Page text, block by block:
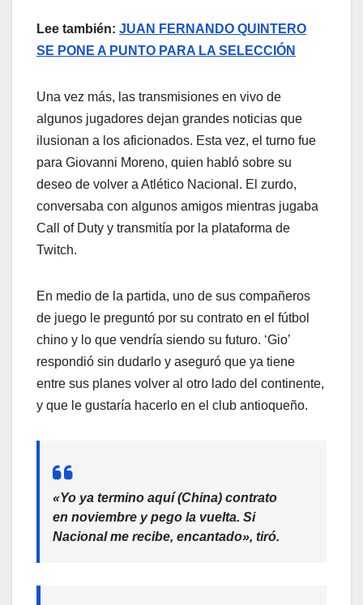
Lee también: JUAN FERNANDO QUINTERO
SE PONE A PUNTO PARA LA SELECCIÓN
Una vez más, las transmisiones en vivo de
algunos jugadores dejan grandes noticias que
ilusionan a los aficionados. Esta vez, el turno fue
para Giovanni Moreno, quien habló sobre su
deseo de volver a Atlético Nacional. El zurdo,
conversaba con algunos amigos mientras jugaba
Call of Duty y transmitía por la plataforma de
Twitch.
En medio de la partida, uno de sus compañeros
de juego le preguntó por su contrato en el fútbol
chino y lo que vendría siendo su futuro. ‘Gio’
respondió sin dudarlo y aseguró que ya tiene
entre sus planes volver al otro lado del continente,
y que le gustaría hacerlo en el club antioqueño.
«Yo ya termino aquí (China) contrato
en noviembre y pego la vuelta. Si
Nacional me recibe, encantado», tiró.